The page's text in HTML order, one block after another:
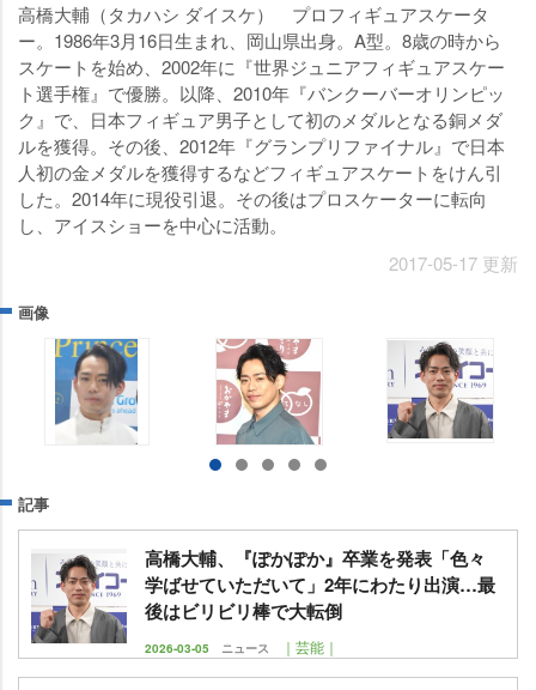
高橋大輔（タカハシ ダイスケ） プロフィギュアスケータ
ー。1986年3月16日生まれ、岡山県出身。A型。8歳の時から
スケートを始め、2002年に『世界ジュニアフィギュアスケー
ト選手権』で優勝。以降、2010年『バンクーバーオリンピッ
ク』で、日本フィギュア男子として初のメダルとなる銅メダ
ルを獲得。その後、2012年『グランプリファイナル』で日本
人初の金メダルを獲得するなどフィギュアスケートをけん引
した。2014年に現役引退。その後はプロスケーターに転向
し、アイスショーを中心に活動。
2017-05-17 更新
画像
記事
高橋大輔、『ぽかぽか』卒業を発表「色々
学ばせていただいて」2年にわたり出演…最
後はビリビリ棒で大転倒
2026-03-05 ニュース ｜芸能｜